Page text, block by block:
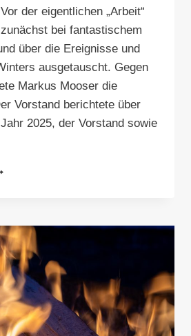
der eigentlichen „Arbeit“
bei fantastischem
über die Ereignisse und
ausgetauscht. Gegen
Markus Mooser die
Vorstand berichtete über
2025, der Vorstand sowie